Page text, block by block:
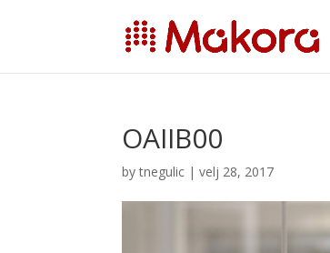
OAIIB00
bytnegulic |velj 28, 2017